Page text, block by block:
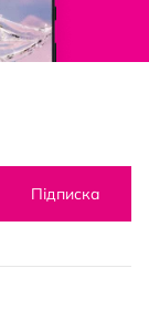
Підписка